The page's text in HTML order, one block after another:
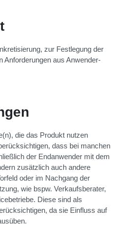
zur Festlegung der
Anforderungen aus Anwender-
die das Produkt nutzen
dass bei manchen
der Endanwender mit dem
zusätzlich auch andere
oder im Nachgang der
wie bspw. Verkaufsberater,
Diese sind als
da sie Einfluss auf